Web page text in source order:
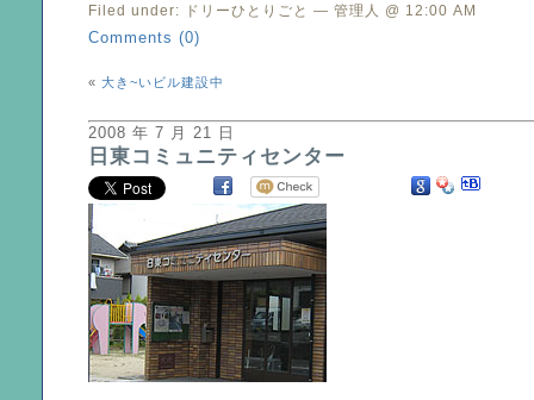
Filed under:
ドリーひとりごと — 管理人 @ 12:00 AM
Comments (0)
« 大き~いビル建設中
2008 年 7 月 21 日
日東コミュニティセンター